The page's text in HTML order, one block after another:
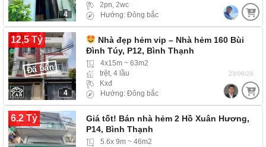
4
2pn, 2wc
Hướng: Đông bắc
12,5 Tỷ
4
Đã bán
Nhà đẹp hẻm vip – Nhà hẻm 160 Bùi
Đình Túy, P12, Bình Thạnh
4x15m ~ 63m2
trệt, 4 lầu
Kxđ
Hướng: Đông bắc
23/06/26
6.2 Tỷ
Giá tốt! Bán nhà hẻm 2 Hồ Xuân Hương,
P14, Bình Thạnh
5.6x 9m ~ 46m2